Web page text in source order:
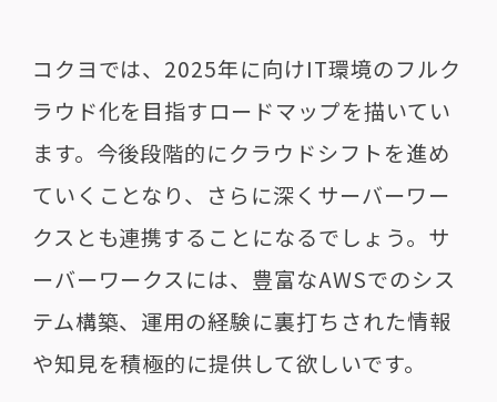
コクヨでは、 2025年に向けIT環境のフルク
ラウド化を目指すロードマップを描いてい
ます。今後段階的にクラウドシフトを進め
ていくことなり、さらに深くサーバーワー
クスとも連携することになるでしょう。サ
ーバーワークスには、豊富なAWSでのシス
テム構築、運用の経験に裏打ちされた情報
や知見を積極的に提供して欲しいです。